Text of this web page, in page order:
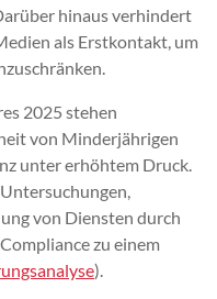
hinaus verhindert
als Erstkontakt, um
2025 stehen
von Minderjährigen
unter erhöhtem Druck.
von Diensten durch
zu einem
).